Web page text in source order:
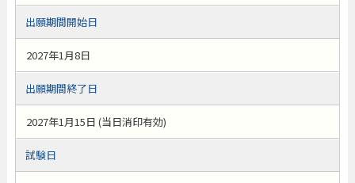
出願期間開始日
2027年1月8日
出願期間終了日
2027年1月15日 (当日消印有効)
試験日